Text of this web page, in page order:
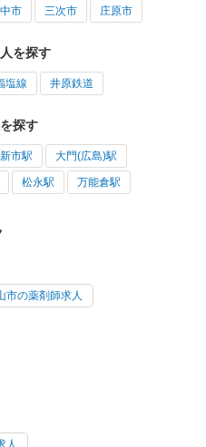
市 三次市 庄原市
を探す
塩線 井原鉄道
探す
新市駅 大門(広島)駅
松永駅 万能倉駅
市の薬剤師求人